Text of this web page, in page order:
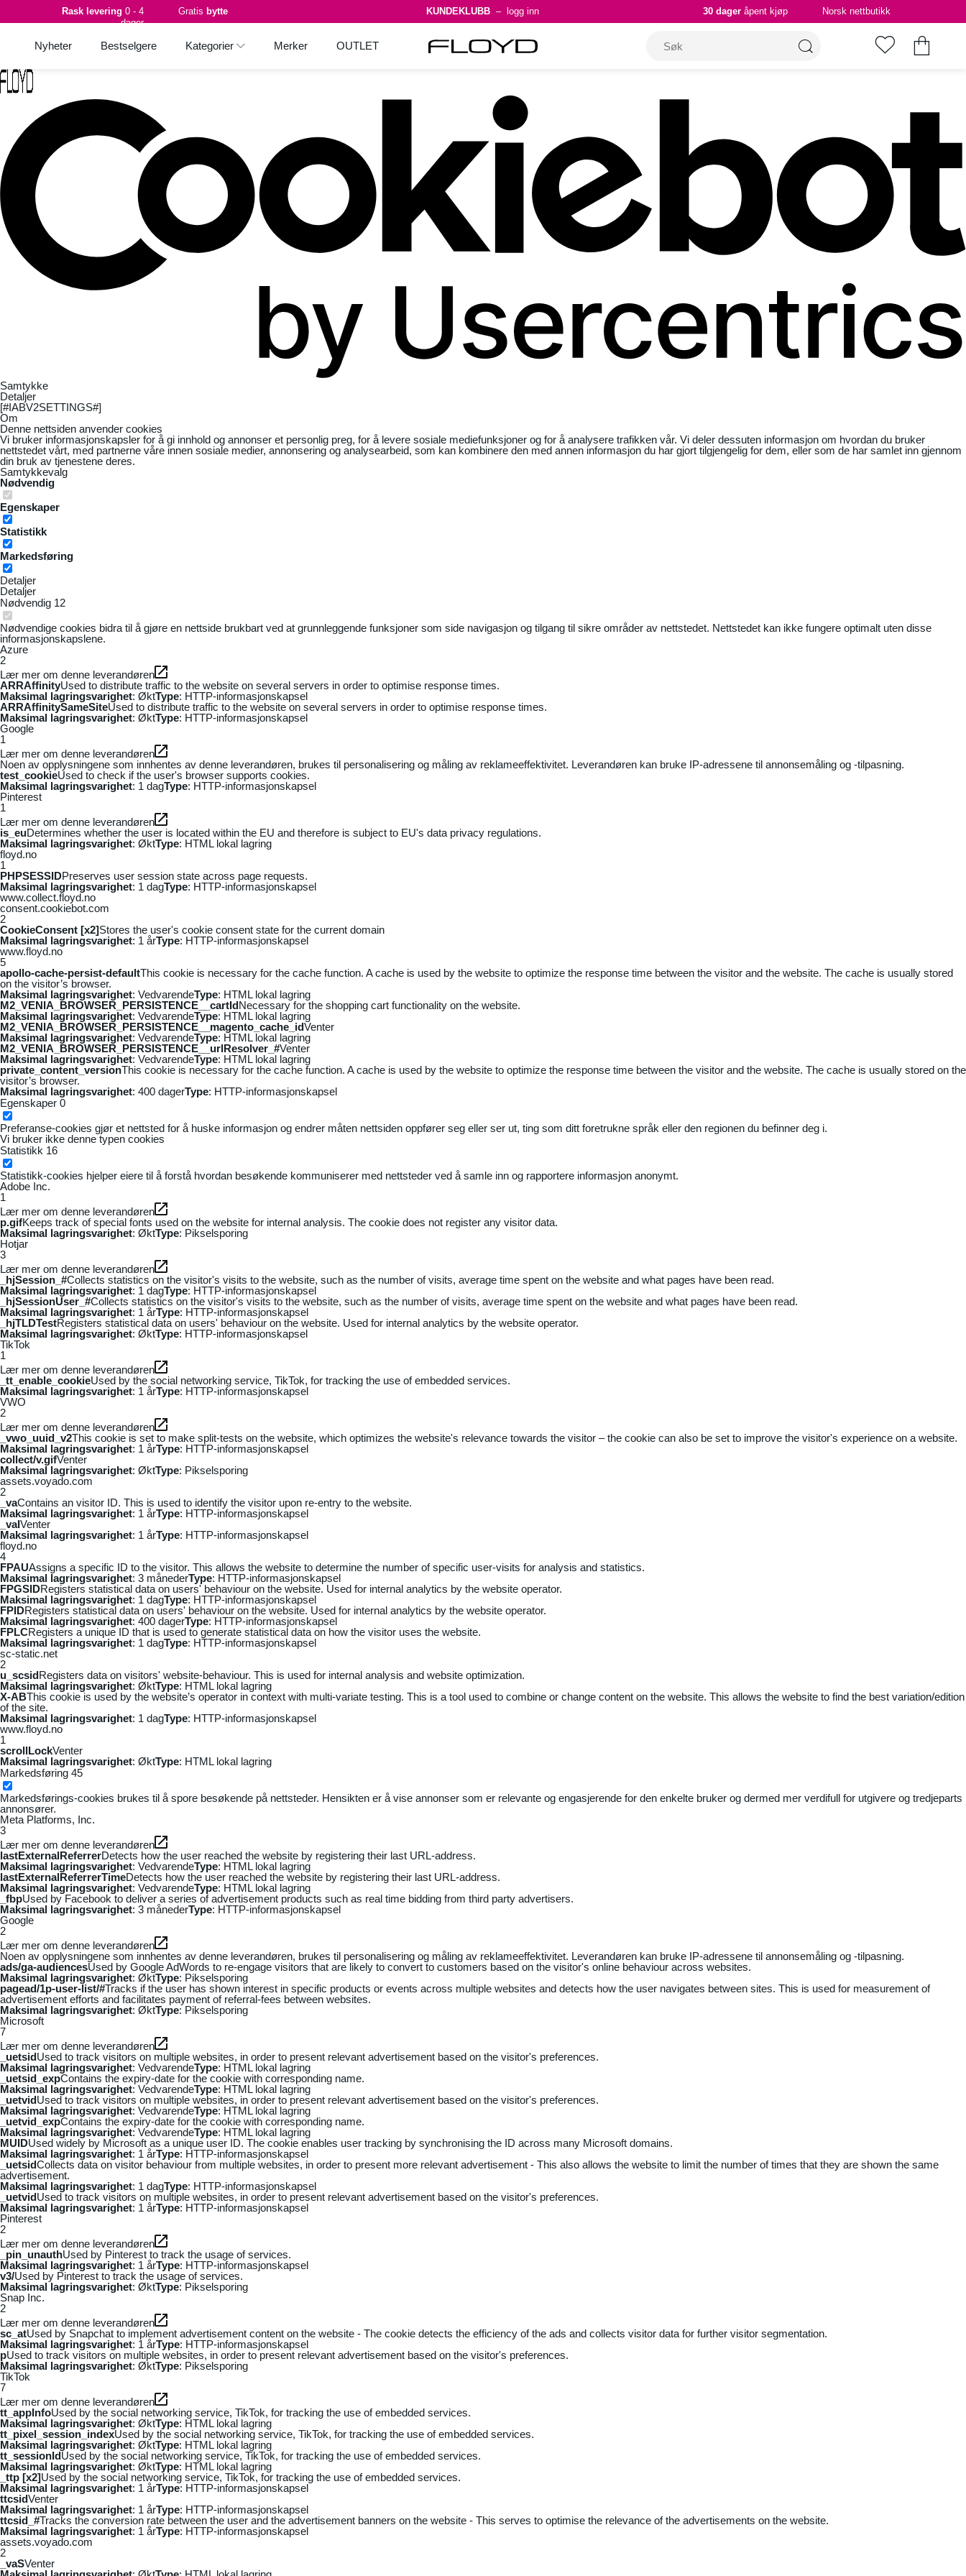
Samtykke
Detaljer
[#IABV2SETTINGS#]
Om
Denne nettsiden anvender cookies
Vi bruker informasjonskapsler for å gi innhold og annonser et personlig preg, for å levere sosiale mediefunksjoner og for å analysere trafikken vår. Vi deler dessuten informasjon om hvordan du bruker
nettstedet vårt, med partnerne våre innen sosiale medier, annonsering og analysearbeid, som kan kombinere den med annen informasjon du har gjort tilgjengelig for dem, eller som de har samlet inn gjennom
din bruk av tjenestene deres.
Samtykkevalg
Nødvendig
Egenskaper
Statistikk
Markedsføring
Detaljer
Detaljer
Nødvendig 12
Nødvendige cookies bidra til å gjøre en nettside brukbart ved at grunnleggende funksjoner som side navigasjon og tilgang til sikre områder av nettstedet. Nettstedet kan ikke fungere optimalt uten disse
informasjonskapslene.
Azure
2
Lær mer om denne leverandøren
ARRAffinityUsed to distribute traffic to the website on several servers in order to optimise response times.
Maksimal lagringsvarighet: ØktType: HTTP-informasjonskapsel
ARRAffinitySameSiteUsed to distribute traffic to the website on several servers in order to optimise response times.
Maksimal lagringsvarighet: ØktType: HTTP-informasjonskapsel
Google
1
Lær mer om denne leverandøren
Noen av opplysningene som innhentes av denne leverandøren, brukes til personalisering og måling av reklameeffektivitet. Leverandøren kan bruke IP-adressene til annonsemåling og -tilpasning.
test_cookieUsed to check if the user's browser supports cookies.
Maksimal lagringsvarighet: 1 dagType: HTTP-informasjonskapsel
Pinterest
1
Lær mer om denne leverandøren
is_euDetermines whether the user is located within the EU and therefore is subject to EU's data privacy regulations.
Maksimal lagringsvarighet: ØktType: HTML lokal lagring
floyd.no
1
PHPSESSIDPreserves user session state across page requests.
Maksimal lagringsvarighet: 1 dagType: HTTP-informasjonskapsel
www.collect.floyd.no
consent.cookiebot.com
2
CookieConsent [x2]Stores the user's cookie consent state for the current domain
Maksimal lagringsvarighet: 1 årType: HTTP-informasjonskapsel
www.floyd.no
5
apollo-cache-persist-defaultThis cookie is necessary for the cache function. A cache is used by the website to optimize the response time between the visitor and the website. The cache is usually stored
on the visitor’s browser.
Maksimal lagringsvarighet: VedvarendeType: HTML lokal lagring
M2_VENIA_BROWSER_PERSISTENCE__cartIdNecessary for the shopping cart functionality on the website.
Maksimal lagringsvarighet: VedvarendeType: HTML lokal lagring
M2_VENIA_BROWSER_PERSISTENCE__magento_cache_idVenter
Maksimal lagringsvarighet: VedvarendeType: HTML lokal lagring
M2_VENIA_BROWSER_PERSISTENCE__urlResolver_#Venter
Maksimal lagringsvarighet: VedvarendeType: HTML lokal lagring
private_content_versionThis cookie is necessary for the cache function. A cache is used by the website to optimize the response time between the visitor and the website. The cache is usually stored on the
visitor’s browser.
Maksimal lagringsvarighet: 400 dagerType: HTTP-informasjonskapsel
Egenskaper 0
Preferanse-cookies gjør et nettsted for å huske informasjon og endrer måten nettsiden oppfører seg eller ser ut, ting som ditt foretrukne språk eller den regionen du befinner deg i.
Vi bruker ikke denne typen cookies
Statistikk 16
Statistikk-cookies hjelper eiere til å forstå hvordan besøkende kommuniserer med nettsteder ved å samle inn og rapportere informasjon anonymt.
Adobe Inc.
1
Lær mer om denne leverandøren
p.gifKeeps track of special fonts used on the website for internal analysis. The cookie does not register any visitor data.
Maksimal lagringsvarighet: ØktType: Pikselsporing
Hotjar
3
Lær mer om denne leverandøren
_hjSession_#Collects statistics on the visitor's visits to the website, such as the number of visits, average time spent on the website and what pages have been read.
Maksimal lagringsvarighet: 1 dagType: HTTP-informasjonskapsel
_hjSessionUser_#Collects statistics on the visitor's visits to the website, such as the number of visits, average time spent on the website and what pages have been read.
Maksimal lagringsvarighet: 1 årType: HTTP-informasjonskapsel
_hjTLDTestRegisters statistical data on users' behaviour on the website. Used for internal analytics by the website operator.
Maksimal lagringsvarighet: ØktType: HTTP-informasjonskapsel
TikTok
1
Lær mer om denne leverandøren
_tt_enable_cookieUsed by the social networking service, TikTok, for tracking the use of embedded services.
Maksimal lagringsvarighet: 1 årType: HTTP-informasjonskapsel
VWO
2
Lær mer om denne leverandøren
_vwo_uuid_v2This cookie is set to make split-tests on the website, which optimizes the website's relevance towards the visitor – the cookie can also be set to improve the visitor's experience on a website.
Maksimal lagringsvarighet: 1 årType: HTTP-informasjonskapsel
collect/v.gifVenter
Maksimal lagringsvarighet: ØktType: Pikselsporing
assets.voyado.com
2
_vaContains an visitor ID. This is used to identify the visitor upon re-entry to the website.
Maksimal lagringsvarighet: 1 årType: HTTP-informasjonskapsel
_vaIVenter
Maksimal lagringsvarighet: 1 årType: HTTP-informasjonskapsel
floyd.no
4
FPAUAssigns a specific ID to the visitor. This allows the website to determine the number of specific user-visits for analysis and statistics.
Maksimal lagringsvarighet: 3 månederType: HTTP-informasjonskapsel
FPGSIDRegisters statistical data on users' behaviour on the website. Used for internal analytics by the website operator.
Maksimal lagringsvarighet: 1 dagType: HTTP-informasjonskapsel
FPIDRegisters statistical data on users' behaviour on the website. Used for internal analytics by the website operator.
Maksimal lagringsvarighet: 400 dagerType: HTTP-informasjonskapsel
FPLCRegisters a unique ID that is used to generate statistical data on how the visitor uses the website.
Maksimal lagringsvarighet: 1 dagType: HTTP-informasjonskapsel
sc-static.net
2
u_scsidRegisters data on visitors' website-behaviour. This is used for internal analysis and website optimization.
Maksimal lagringsvarighet: ØktType: HTML lokal lagring
X-ABThis cookie is used by the website’s operator in context with multi-variate testing. This is a tool used to combine or change content on the website. This allows the website to find the best variation/edition
of the site.
Maksimal lagringsvarighet: 1 dagType: HTTP-informasjonskapsel
www.floyd.no
1
scrollLockVenter
Maksimal lagringsvarighet: ØktType: HTML lokal lagring
Markedsføring 45
Markedsførings-cookies brukes til å spore besøkende på nettsteder. Hensikten er å vise annonser som er relevante og engasjerende for den enkelte bruker og dermed mer verdifull for utgivere og tredjeparts
annonsører.
Meta Platforms, Inc.
3
Lær mer om denne leverandøren
lastExternalReferrerDetects how the user reached the website by registering their last URL-address.
Maksimal lagringsvarighet: VedvarendeType: HTML lokal lagring
lastExternalReferrerTimeDetects how the user reached the website by registering their last URL-address.
Maksimal lagringsvarighet: VedvarendeType: HTML lokal lagring
_fbpUsed by Facebook to deliver a series of advertisement products such as real time bidding from third party advertisers.
Maksimal lagringsvarighet: 3 månederType: HTTP-informasjonskapsel
Google
2
Lær mer om denne leverandøren
Noen av opplysningene som innhentes av denne leverandøren, brukes til personalisering og måling av reklameeffektivitet. Leverandøren kan bruke IP-adressene til annonsemåling og -tilpasning.
ads/ga-audiencesUsed by Google AdWords to re-engage visitors that are likely to convert to customers based on the visitor's online behaviour across websites.
Maksimal lagringsvarighet: ØktType: Pikselsporing
pagead/1p-user-list/#Tracks if the user has shown interest in specific products or events across multiple websites and detects how the user navigates between sites. This is used for measurement of
advertisement efforts and facilitates payment of referral-fees between websites.
Maksimal lagringsvarighet: ØktType: Pikselsporing
Microsoft
7
Lær mer om denne leverandøren
_uetsidUsed to track visitors on multiple websites, in order to present relevant advertisement based on the visitor's preferences.
Maksimal lagringsvarighet: VedvarendeType: HTML lokal lagring
_uetsid_expContains the expiry-date for the cookie with corresponding name.
Maksimal lagringsvarighet: VedvarendeType: HTML lokal lagring
_uetvidUsed to track visitors on multiple websites, in order to present relevant advertisement based on the visitor's preferences.
Maksimal lagringsvarighet: VedvarendeType: HTML lokal lagring
_uetvid_expContains the expiry-date for the cookie with corresponding name.
Maksimal lagringsvarighet: VedvarendeType: HTML lokal lagring
MUIDUsed widely by Microsoft as a unique user ID. The cookie enables user tracking by synchronising the ID across many Microsoft domains.
Maksimal lagringsvarighet: 1 årType: HTTP-informasjonskapsel
_uetsidCollects data on visitor behaviour from multiple websites, in order to present more relevant advertisement - This also allows the website to limit the number of times that they are shown the same
advertisement.
Maksimal lagringsvarighet: 1 dagType: HTTP-informasjonskapsel
_uetvidUsed to track visitors on multiple websites, in order to present relevant advertisement based on the visitor's preferences.
Maksimal lagringsvarighet: 1 årType: HTTP-informasjonskapsel
Pinterest
2
Lær mer om denne leverandøren
_pin_unauthUsed by Pinterest to track the usage of services.
Maksimal lagringsvarighet: 1 årType: HTTP-informasjonskapsel
v3/Used by Pinterest to track the usage of services.
Maksimal lagringsvarighet: ØktType: Pikselsporing
Snap Inc.
2
Lær mer om denne leverandøren
sc_atUsed by Snapchat to implement advertisement content on the website - The cookie detects the efficiency of the ads and collects visitor data for further visitor segmentation.
Maksimal lagringsvarighet: 1 årType: HTTP-informasjonskapsel
pUsed to track visitors on multiple websites, in order to present relevant advertisement based on the visitor's preferences.
Maksimal lagringsvarighet: ØktType: Pikselsporing
TikTok
7
Lær mer om denne leverandøren
tt_appInfoUsed by the social networking service, TikTok, for tracking the use of embedded services.
Maksimal lagringsvarighet: ØktType: HTML lokal lagring
tt_pixel_session_indexUsed by the social networking service, TikTok, for tracking the use of embedded services.
Maksimal lagringsvarighet: ØktType: HTML lokal lagring
tt_sessionIdUsed by the social networking service, TikTok, for tracking the use of embedded services.
Maksimal lagringsvarighet: ØktType: HTML lokal lagring
_ttp [x2]Used by the social networking service, TikTok, for tracking the use of embedded services.
Maksimal lagringsvarighet: 1 årType: HTTP-informasjonskapsel
ttcsidVenter
Maksimal lagringsvarighet: 1 årType: HTTP-informasjonskapsel
ttcsid_#Tracks the conversion rate between the user and the advertisement banners on the website - This serves to optimise the relevance of the advertisements on the website.
Maksimal lagringsvarighet: 1 årType: HTTP-informasjonskapsel
assets.voyado.com
2
_vaSVenter
Rask levering 0 - 4
dager
Gratis bytte KUNDEKLUBB – logg inn 30 dager åpent kjøp Norsk nettbutikk
Nyheter Bestselgere Kategorier Merker OUTLET